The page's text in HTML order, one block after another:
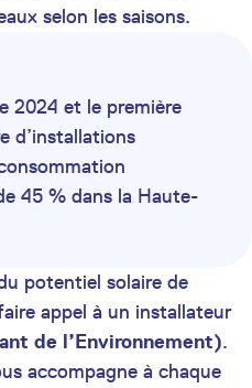
selon les saisons.
2024 et le première
d’installations
45 % dans la Haute-
potentiel solaire de
appel à un installateur
de l’Environnement).
accompagne à chaque